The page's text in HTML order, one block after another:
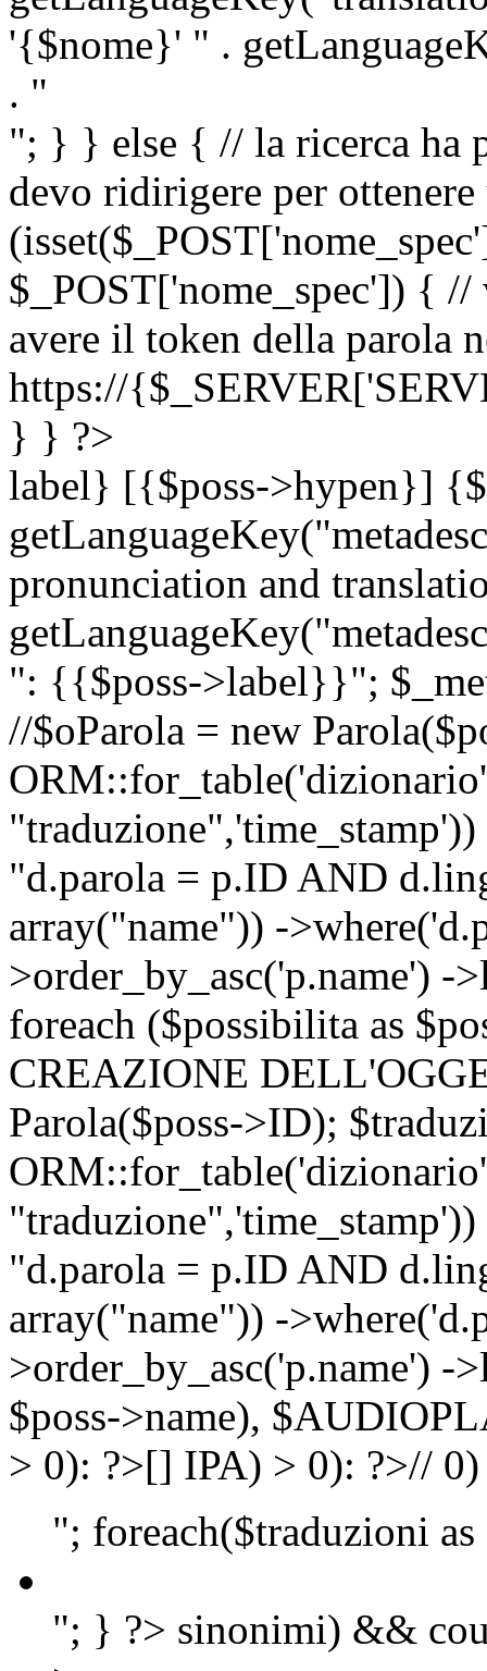
'{$nome}' " .
. "
"; } } else { // la ricerca ha
devo ridirigere per
$_POST['nome_spec']) {
avere il token della parola
https://
} } ?>
label} [{$poss->hypen}]
pronunciation and
": {{$poss->label}}";
//$oParola = new
"d.parola = p.ID AND
array("name")) -
>order_by_asc('p.name')
foreach ($possibilita as
CREAZIONE
Parola($poss->ID);
"d.parola = p.ID AND
array("name")) -
>order_by_asc('p.name')
$poss->name),
> 0): ?>[] IPA) > 0): ?>//
"; foreach($traduzioni
"; } ?> sinonimi) &&